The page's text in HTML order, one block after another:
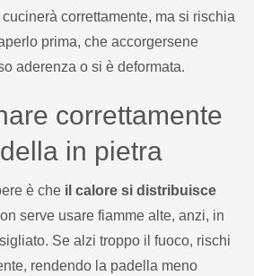
correttamente, ma si rischia
prima, che accorgersene
aderenza o si è deformata.
correttamente
in pietra
è che il calore si distribuisce
serve usare fiamme alte, anzi, in
Se alzi troppo il fuoco, rischi
rendendo la padella meno